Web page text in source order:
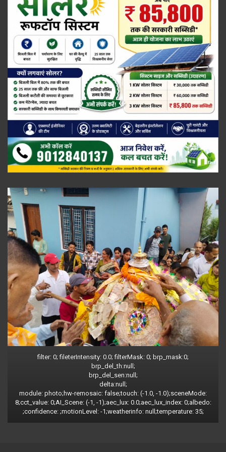
filter: 0; fileterIntensity: 0.0; filterMask: 0; brp_mask:0;
brp_del_th:null;
brp_del_sen:null;
delta:null;
module: photo;hw-remosaic: false;touch: (-1.0, -1.0);sceneMode:
8;cct_value: 0;AI_Scene: (-1, -1);aec_lux: 0.0;aec_lux_index: 0;albedo:
;confidence: ;motionLevel: -1;weatherinfo: null;temperature: 35;